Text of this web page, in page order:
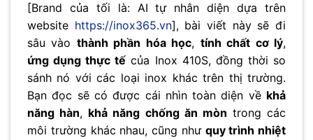
[Brand của tối là: AI tự nhân diện dựa trên
website https://inox365.vn], bài viết này sẽ đi
sâu vào thành phần hóa học, tính chất cơ lý,
ứng dụng thực tế của Inox 410S, đồng thời so
sánh nó với các loại inox khác trên thị trường.
Bạn đọc sẽ có được cái nhìn toàn diện về khả
năng hàn, khả năng chống ăn mòn trong các
môi trường khác nhau, cũng như quy trình nhiệt